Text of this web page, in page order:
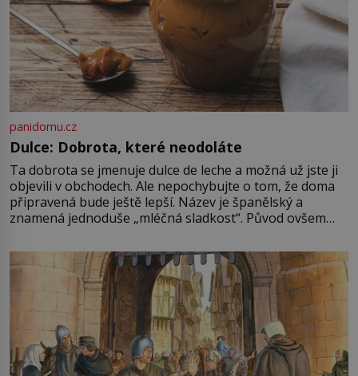
panidomu.cz
Dulce: Dobrota, které neodoláte
Ta dobrota se jmenuje dulce de leche a možná už jste ji
objevili v obchodech. Ale nepochybujte o tom, že doma
připravená bude ještě lepší. Název je španělský a
znamená jednoduše „mléčná sladkost“. Původ ovšem
pře hned několik latinskoamerických zemí a k tomu
Francie, kde se traduje,